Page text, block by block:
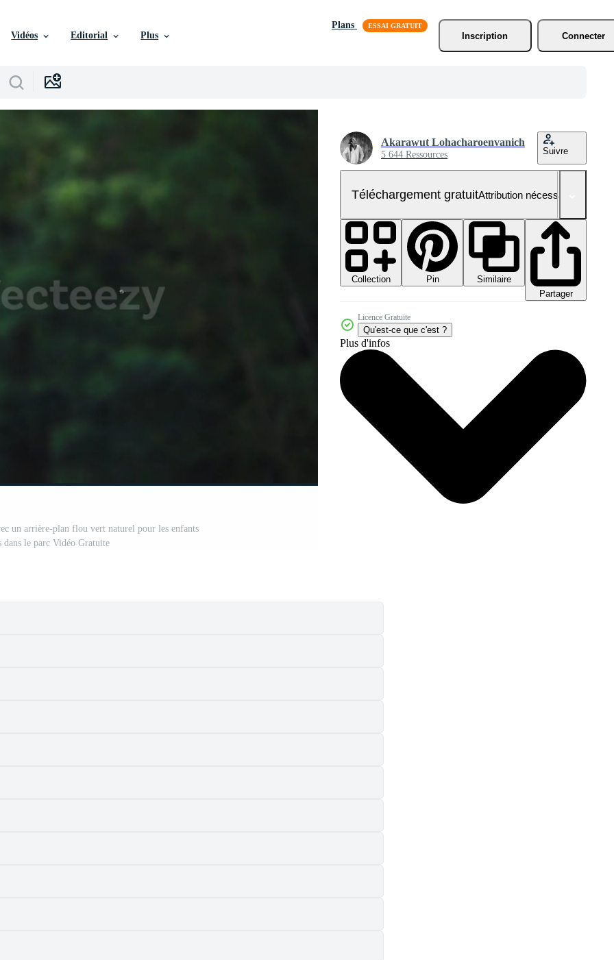
Vidéos Editorial Plus
Plans
Inscription
Connecter
un arrière-plan flou vert naturel pour les enfants
dans le parc Vidéo Gratuite
Akarawut Lohacharoenvanich
5 644 Ressources Suivre
Téléchargement gratuitAttribution nécessaire
Collection Pin
Similaire
Partager
Licence Gratuite
Qu'est-ce que c'est ?
Plus d'infos